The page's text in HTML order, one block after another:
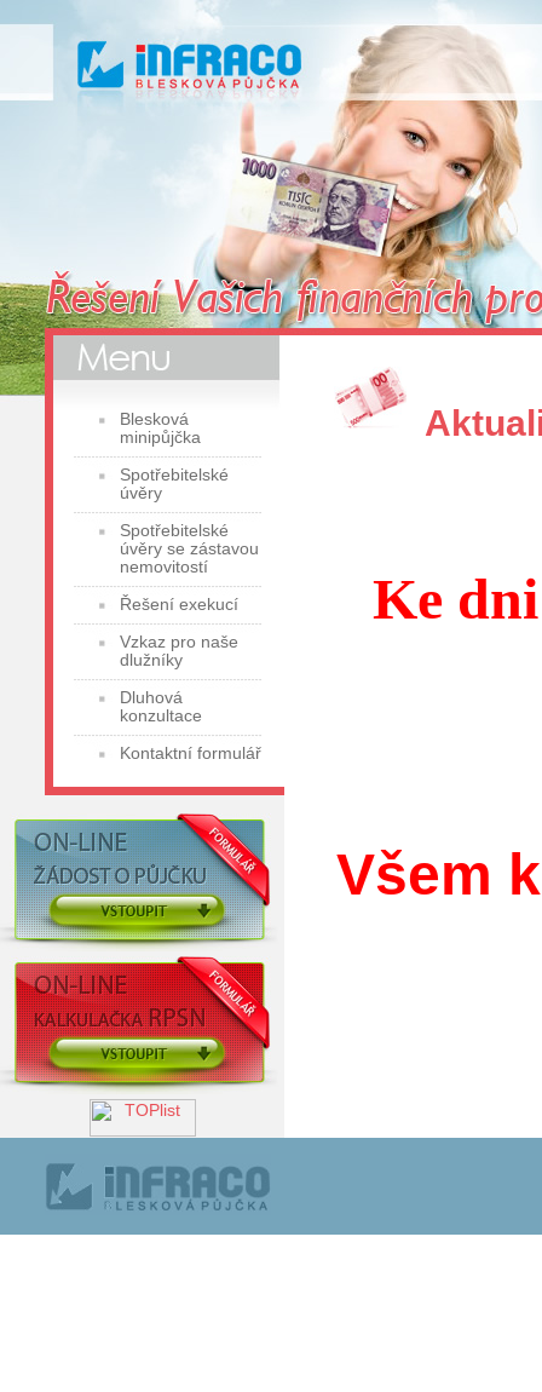
Blesková
minipůjčka
Spotřebitelské
úvěry
Spotřebitelské
úvěry se zástavou
nemovitostí
Řešení exekucí
Vzkaz pro naše
dlužníky
Dluhová
konzultace
Kontaktní formulář
Ke
Všem